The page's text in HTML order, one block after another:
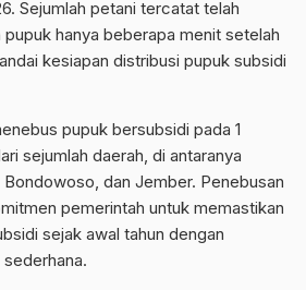
Sejumlah petani tercatat telah
hanya beberapa menit setelah
kesiapan distribusi pupuk subsidi
pupuk bersubsidi pada 1
sejumlah daerah, di antaranya
Bondowoso, dan Jember. Penebusan
pemerintah untuk memastikan
sejak awal tahun dengan